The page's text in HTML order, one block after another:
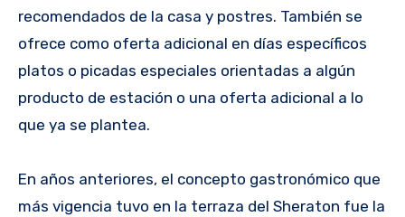
recomendados de la casa y postres. También se
ofrece como oferta adicional en días específicos
platos o picadas especiales orientadas a algún
producto de estación o una oferta adicional a lo
que ya se plantea.
En años anteriores, el concepto gastronómico que
más vigencia tuvo en la terraza del Sheraton fue la